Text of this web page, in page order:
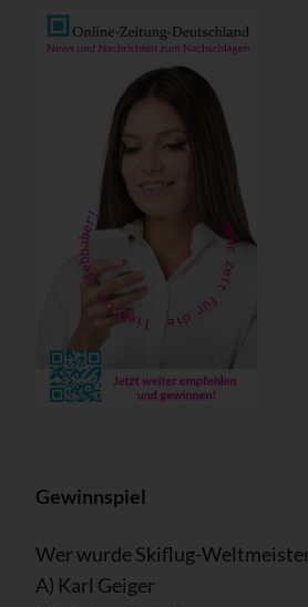
Gewinnspiel
Wer wurde Skiflug-
A) Karl Geiger